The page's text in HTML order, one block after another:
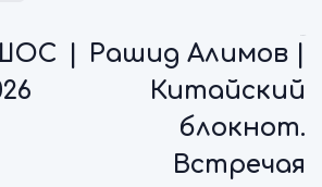
|
Рашид Алимов |
Китайский
блокнот.
Встречая